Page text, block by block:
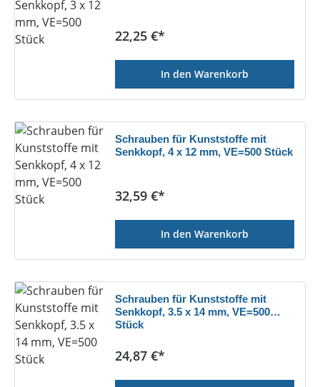
Regulärer Preis:
22,25 €*
In den Warenkorb
Schrauben für Kunststoffe mit
Senkkopf, 4 x 12 mm, VE=500 Stück
Regulärer Preis:
32,59 €*
In den Warenkorb
Schrauben für Kunststoffe mit
Senkkopf, 3.5 x 14 mm, VE=500
Stück
Regulärer Preis:
24,87 €*